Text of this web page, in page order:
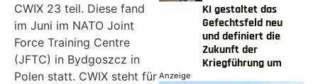
CWIX 23 teil. Diese fand
im Juni im NATO Joint
Force Training Centre
(JFTC) in Bydgoszcz in
Polen statt. CWIX steht für
KI gestaltet das
Gefechtsfeld neu
und definiert die
Zukunft der
Kriegführung um
Anzeige